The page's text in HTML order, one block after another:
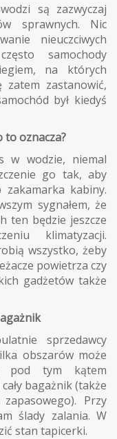
są zazwyczaj
sprawnych. Nic
nieuczciwych
samochody
na których
zastanowić,
był kiedyś
to oznacza?
w wodzie, niemal
go tak, aby
zakamarka kabiny.
sygnałem, że
ten będzie jeszcze
klimatyzacji.
wszystko, żeby
powietrza czy
gadżetów także
sprzedawcy
obszarów może
pod tym kątem
bagażnik (także
Przy
ślady zalania. W
stan tapicerki.